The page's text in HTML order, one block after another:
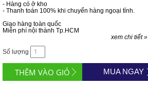
- Hàng có ở kho
- Thanh toán 100% khi chuyển hàng ngoại tỉnh.
Giao hàng toàn quốc
Miễn phí nội thành Tp.HCM
xem chi tiết »
Số lượng
MUA NGAY